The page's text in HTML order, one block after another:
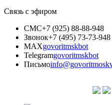
Связь с эфиром
СМС+7 (925) 88-88-948
Звонок+7 (495) 73-73-948
MAXgovoritmskbot
Telegramgovoritmskbot
Письмо